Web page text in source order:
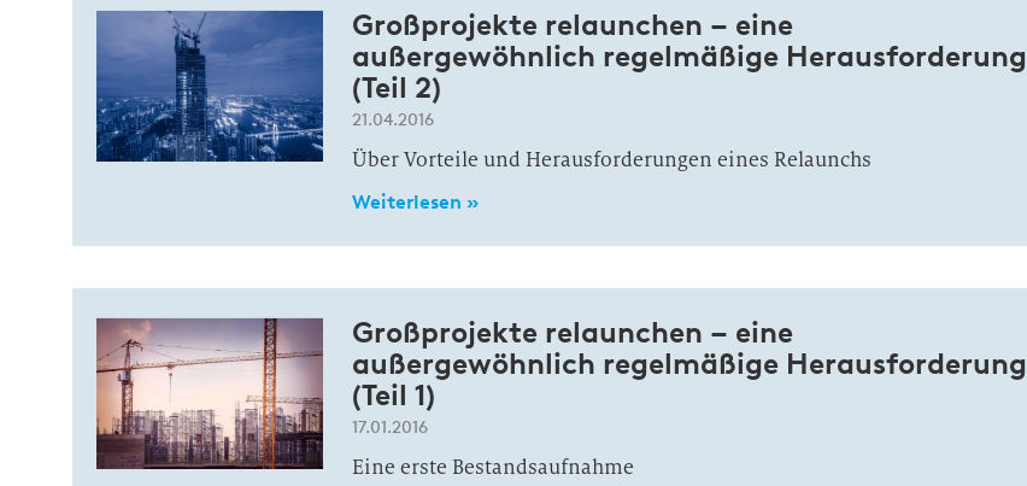
Großprojekte relaunchen – eine
außergewöhnlich regelmäßige Herausforderung
(Teil 2)
21.04.2016
Über Vorteile und Herausforderungen eines Relaunchs
Weiterlesen »
Großprojekte relaunchen – eine
außergewöhnlich regelmäßige Herausforderung
(Teil 1)
17.01.2016
Eine erste Bestandsaufnahme